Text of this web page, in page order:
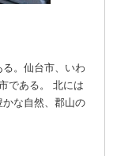
。仙台市、いわ
である。 北には
な自然、郡山の